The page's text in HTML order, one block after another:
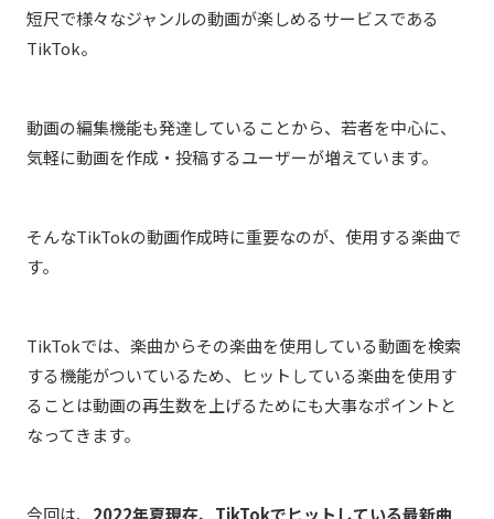
短尺で様々なジャンルの動画が楽しめるサービスである
TikTok。
動画の編集機能も発達していることから、若者を中心に、
気軽に動画を作成・投稿するユーザーが増えています。
そんなTikTokの動画作成時に重要なのが、使用する楽曲で
す。
TikTokでは、楽曲からその楽曲を使用している動画を検索
する機能がついているため、ヒットしている楽曲を使用す
ることは動画の再生数を上げるためにも大事なポイントと
なってきます。